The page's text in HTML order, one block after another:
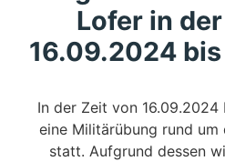
Lofer in
16.09.2024
In der Zeit von
eine Militärübung rund um
statt. Aufgrund dessen